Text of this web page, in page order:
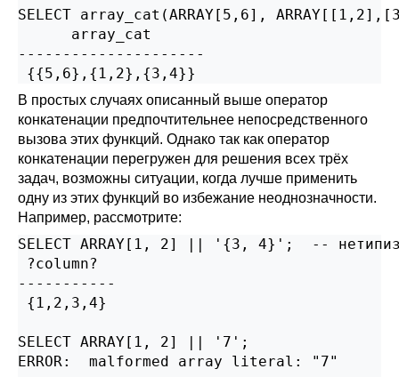
SELECT array_cat(ARRAY[5,6],
      array_cat
---------------------
{{5,6},{1,2},{3,4}}
В простых случаях описанный выше оператор
конкатенации предпочтительнее непосредственного
вызова этих функций. Однако так как оператор
конкатенации перегружен для решения всех трёх
задач, возможны ситуации, когда лучше применить
одну из этих функций во избежание неоднозначности.
Например, рассмотрите:
SELECT ARRAY[1, 2] || '{3, 4}';  --
?column?
-----------
{1,2,3,4}
SELECT ARRAY[1, 2] || '7';
ERROR:  malformed array literal: "7"